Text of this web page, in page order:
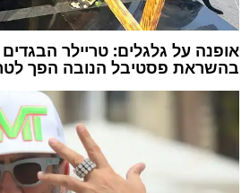
אופנה על גלגלים: טריילר
בהשראת פסטיבל הנובה הפך